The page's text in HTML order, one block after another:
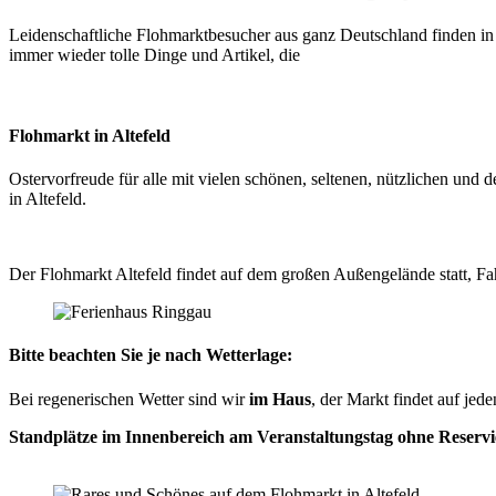
Leidenschaftliche Flohmarktbesucher aus ganz Deutschland finden
immer wieder tolle Dinge und Artikel, die
Flohmarkt in Altefeld
Ostervorfreude für alle mit vielen schönen, seltenen, nützlichen und
in Altefeld.
Der Flohmarkt Altefeld findet auf dem großen Außengelände statt,
Bitte beachten Sie je nach Wetterlage:
Bei regenerischen Wetter sind wirim Haus, der Markt findet auf
Standplätze im Innenbereich am Veranstaltungstag ohne